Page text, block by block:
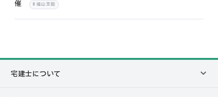
催
福山支部
宅建士について